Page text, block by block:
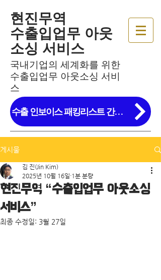
현진무역
수출입업무 아웃
소싱 서비스
​국내기업의 세계화를 위한
수출입업무 아웃소싱 서비
스
수출 인보이스 패킹리스트 간편작성!
게시물
현진무역 “수출입업무 아웃소싱
서비스”
김 진(Jin Kim)
2025년 10월 16일 1분 분량
최종 수정일: 3월 27일